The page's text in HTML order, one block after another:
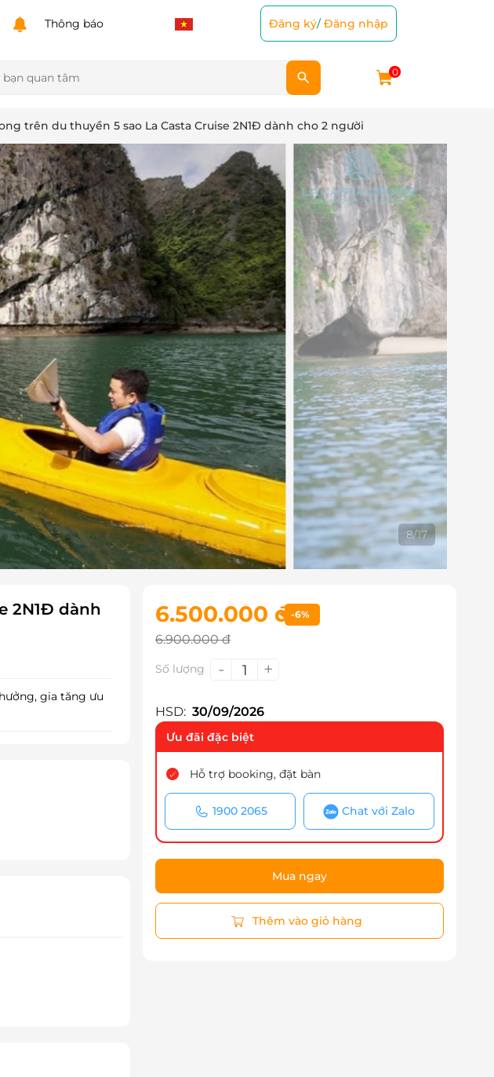
Thông báo Đăng ký/Đăng nhập
0
trên du thuyền 5 sao La Casta Cruise 2N1Đ dành cho 2 người
9/17
2N1Đ dành
gia tăng ưu
6.500.000 đ -6%
6.900.000 đ
Số lượng - 1 +
HSD: 30/09/2026
Ưu đãi đặc biệt
Hỗ trợ booking, đặt bàn
1900 2065 Chat với Zalo
Mua ngay
Thêm vào giỏ hàng